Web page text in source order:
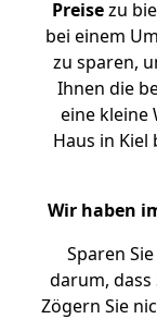
Preisezu
bei einem
zu sparen,
Ihnen die
eine kleine
Haus in
Wir haben
Sparen
darum, dass
Zögern Sie